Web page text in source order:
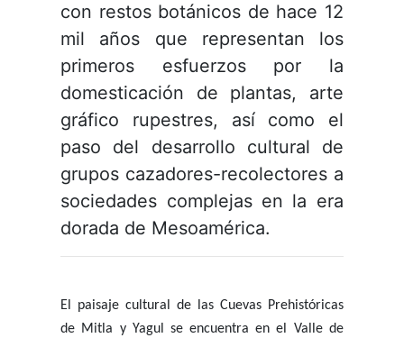
con restos botánicos de hace 12
mil años que representan los
primeros esfuerzos por la
domesticación de plantas, arte
gráfico rupestres, así como el
paso del desarrollo cultural de
grupos cazadores-recolectores a
sociedades complejas en la era
dorada de Mesoamérica.
El paisaje cultural de las Cuevas Prehistóricas
de Mitla y Yagul se encuentra en el Valle de